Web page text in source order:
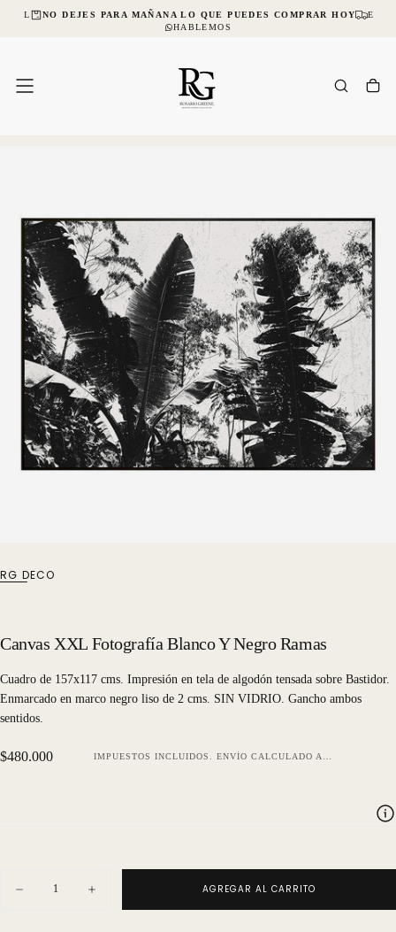
SALTARNO DEJES PARA MAÑANA LO QUE PUEDES COMPRAR HOY
HABLEMOS
RG DECO
Canvas XXL Fotografía Blanco Y Negro Ramas
Cuadro de 157x117 cms. Impresión en tela de algodón tensada sobre Bastidor.
Enmarcado en marco negro liso de 2 cms. SIN VIDRIO. Gancho ambos
sentidos.
Precio
$480.000 IMPUESTOS INCLUIDOS. ENVÍO CALCULADO AL FINALIZAR LA COMPRA.
Disminuir
Aumentar
cantidad
AGREGAR AL CARRITO